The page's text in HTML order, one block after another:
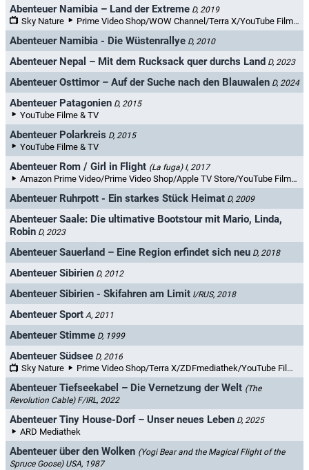
Abenteuer Namibia – Land der Extreme D, 2019
Sky Nature Prime Video Shop/WOW Channel/Terra X/YouTube Filme & TV
Abenteuer Namibia - Die Wüstenrallye D, 2010
Abenteuer Nepal – Mit dem Rucksack quer durchs Land D, 2023
Abenteuer Osttimor – Auf der Suche nach den Blauwalen D, 2024
Abenteuer Patagonien D, 2015
YouTube Filme & TV
Abenteuer Polarkreis D, 2015
YouTube Filme & TV
Abenteuer Rom / Girl in Flight (La fuga) I, 2017
Amazon Prime Video/Prime Video Shop/Apple TV Store/YouTube Filme & TV
Abenteuer Ruhrpott - Ein starkes Stück Heimat D, 2009
Abenteuer Saale: Die ultimative Bootstour mit Mario, Linda,
Robin D, 2023
Abenteuer Sauerland – Eine Region erfindet sich neu D, 2018
Abenteuer Sibirien D, 2012
Abenteuer Sibirien - Skifahren am Limit I/RUS, 2018
Abenteuer Sport A, 2011
Abenteuer Stimme D, 1999
Abenteuer Südsee D, 2016
Sky Nature Prime Video Shop/Terra X/ZDFmediathek/YouTube Filme & TV/3sat-Mediathek
Abenteuer Tiefseekabel – Die Vernetzung der Welt (The
Revolution Cable) F/IRL, 2022
Abenteuer Tiny House-Dorf – Unser neues Leben D, 2025
ARD Mediathek
Abenteuer über den Wolken (Yogi Bear and the Magical Flight of the
Spruce Goose) USA, 1987